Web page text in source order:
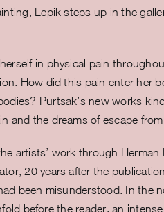
Lepik steps up in the
in physical pain
How did this pain enter her
Purtsak’s new works
and the dreams of escape
artists’ work through Herman
20 years after the
been misunderstood. In the
before the reader, an